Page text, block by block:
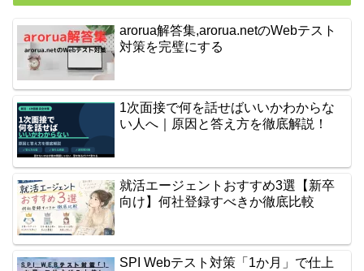
arorua解答集,arorua.netのWebテスト
対策を完璧にする
1次面接で何を話せばいいかわからな
い人へ｜原因と答え方を徹底解説！
就活エージェントおすすめ3選【新卒
向け】何社登録すべきか徹底比較
SPI Webテスト対策「1か月」で仕上